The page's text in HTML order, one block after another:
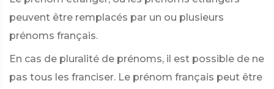
peuvent être remplacés par un ou plusieurs
prénoms français.
En cas de pluralité de prénoms, il est possible de ne
pas tous les franciser. Le prénom français peut être